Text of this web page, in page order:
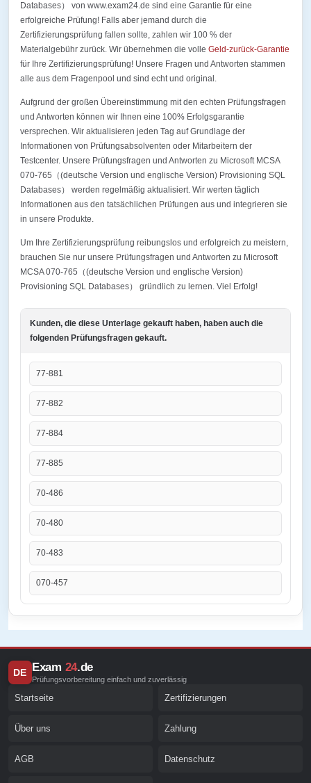
Databases） von www.exam24.de sind eine Garantie für eine
erfolgreiche Prüfung! Falls aber jemand durch die
Zertifizierungsprüfung fallen sollte, zahlen wir 100 % der
Materialgebühr zurück. Wir übernehmen die volle Geld-zurück-Garantie
für Ihre Zertifizierungsprüfung! Unsere Fragen und Antworten stammen
alle aus dem Fragenpool und sind echt und original.
Aufgrund der großen Übereinstimmung mit den echten Prüfungsfragen
und Antworten können wir Ihnen eine 100% Erfolgsgarantie
versprechen. Wir aktualisieren jeden Tag auf Grundlage der
Informationen von Prüfungsabsolventen oder Mitarbeitern der
Testcenter. Unsere Prüfungsfragen und Antworten zu Microsoft MCSA
070-765（(deutsche Version und englische Version) Provisioning SQL
Databases） werden regelmäßig aktualisiert. Wir werten täglich
Informationen aus den tatsächlichen Prüfungen aus und integrieren sie
in unsere Produkte.
Um Ihre Zertifizierungsprüfung reibungslos und erfolgreich zu meistern,
brauchen Sie nur unsere Prüfungsfragen und Antworten zu Microsoft
MCSA 070-765（(deutsche Version und englische Version)
Provisioning SQL Databases） gründlich zu lernen. Viel Erfolg!
Kunden, die diese Unterlage gekauft haben, haben auch die
folgenden Prüfungsfragen gekauft.
77-881
77-882
77-884
77-885
70-486
70-480
70-483
070-457
DE Exam 24.de
Prüfungsvorbereitung einfach und zuverlässig
Startseite Zertifizierungen
Über uns Zahlung
AGB Datenschutz